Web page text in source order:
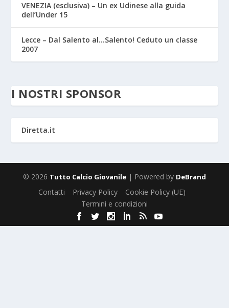
VENEZIA (esclusiva) – Un ex Udinese alla guida
dell’Under 15
Lecce – Dal Salento al…Salento! Ceduto un classe
2007
I NOSTRI SPONSOR
Diretta.it
© 2026 Tutto Calcio Giovanile | Powered by DeBrand
Contatti Privacy Policy
Cookie Policy (UE)
Termini e condizioni